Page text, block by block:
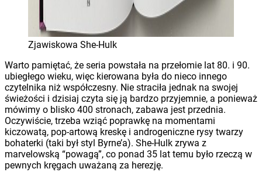
Zjawiskowa She-Hulk
Warto pamiętać, że seria powstała na przełomie lat 80. i 90.
ubiegłego wieku, więc kierowana była do nieco innego
czytelnika niż współczesny. Nie straciła jednak na swojej
świeżości i dzisiaj czyta się ją bardzo przyjemnie, a ponieważ
mówimy o blisko 400 stronach, zabawa jest przednia.
Oczywiście, trzeba wziąć poprawkę na momentami
kiczowatą, pop-artową kreskę i androgeniczne rysy twarzy
bohaterki (taki był styl Byrne’a). She-Hulk zrywa z
marvelowską “powagą”, co ponad 35 lat temu było rzeczą w
pewnych kręgach uważaną za herezję.